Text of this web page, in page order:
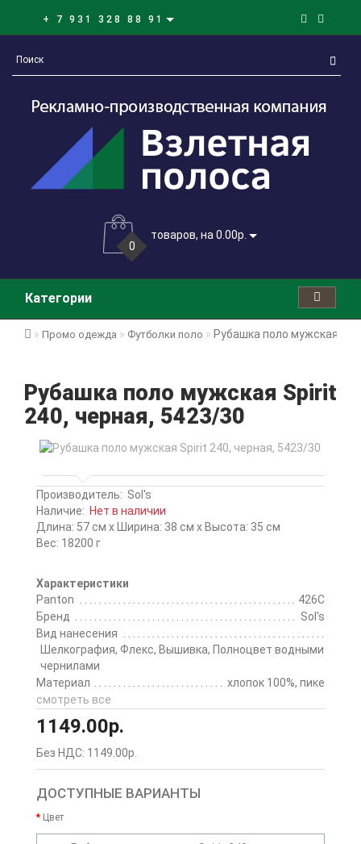
+ 7 931 328 88 91
0
товаров, на 0.00р.
Категории
Промо одежда Футболки поло Рубашка поло мужская
Рубашка поло мужская Spirit
240, черная, 5423/30
Производитель: Sol's
Наличие: Нет в наличии
Длина: 57 см x Ширина: 38 см x Высота: 35 см
Вес: 18200 г
Характеристики
Panton
426C
Бренд
Sol's
Вид нанесения
Шелкография, Флекс, Вышивка, Полноцвет водными
чернилами
Материал
хлопок 100%, пике
смотреть все
1149.00р.
Без НДС: 1149.00р.
ДОСТУПНЫЕ ВАРИАНТЫ
Цвет